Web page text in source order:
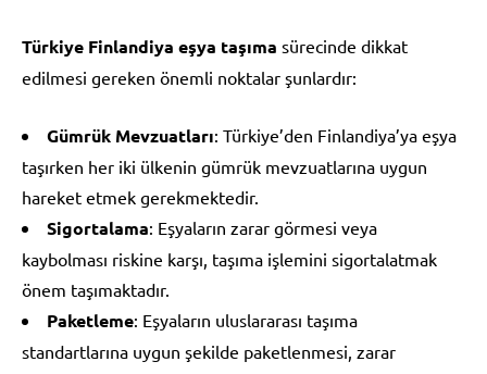
Türkiye Finlandiya eşya taşıma sürecinde dikkat
edilmesi gereken önemli noktalar şunlardır:
Gümrük Mevzuatları: Türkiye’den Finlandiya’ya eşya
taşırken her iki ülkenin gümrük mevzuatlarına uygun
hareket etmek gerekmektedir.
Sigortalama: Eşyaların zarar görmesi veya
kaybolması riskine karşı, taşıma işlemini sigortalatmak
önem taşımaktadır.
Paketleme: Eşyaların uluslararası taşıma
standartlarına uygun şekilde paketlenmesi, zarar